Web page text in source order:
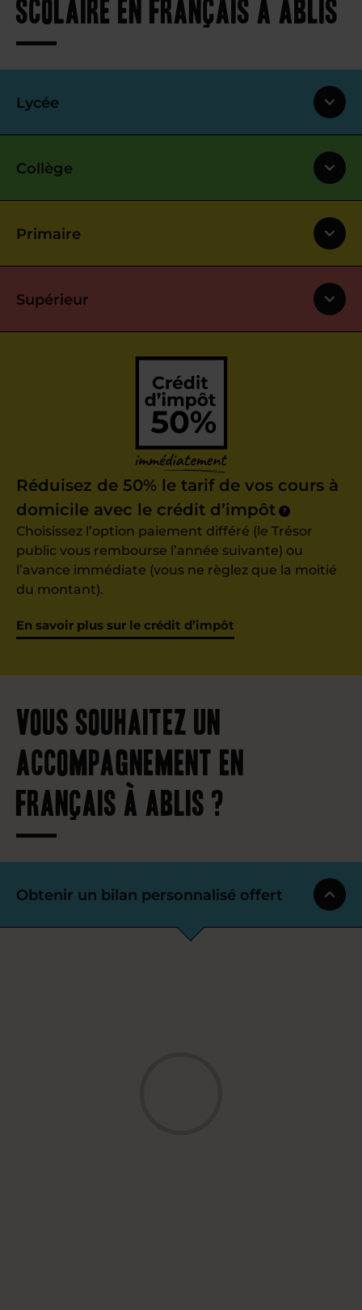
scolaire en français à Ablis
Lycée
Collège
Primaire
Supérieur
Réduisez de 50% le tarif de vos cours à
domicile avec le crédit d’impôt
?
Choisissez l’option paiement différé (le Trésor
public vous rembourse l’année suivante) ou
l’avance immédiate (vous ne règlez que la moitié
du montant).
En savoir plus sur le crédit d’impôt
Vous souhaitez un
accompagnement en
français à Ablis ?
Obtenir un bilan personnalisé offert